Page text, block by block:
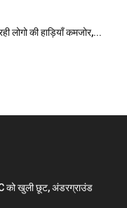
लोगो की हाड़ियाँ कमजोर,...
को खुली छूट, अंडरग्राउंड